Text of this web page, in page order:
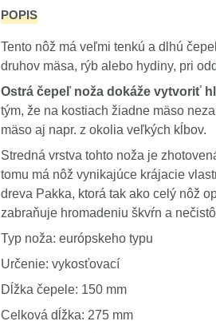
POPIS
Tento nôž má veľmi tenkú a dlhú
druhov mäsa, rýb alebo hydiny, pri
Ostrá čepeľ noža dokáže vytvoriť
tým, že na kostiach žiadne mäso
mäso aj napr. z okolia veľkých kĺbov.
Stredná vrstva tohto noža je
tomu má nôž vynikajúce krájacie
dreva Pakka, ktorá tak ako celý nôž
zabraňuje hromadeniu škvŕn a
Typ noža: európskeho typu
Určenie: vykosťovací
Dĺžka čepele: 150 mm
Celková dĺžka: 275 mm